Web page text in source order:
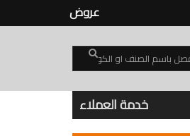
عروض
خدمة العملاء